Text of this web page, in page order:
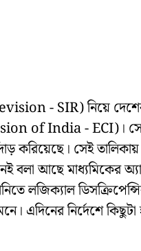
- SIR) নিয়ে দেশের
of India - ECI)।
করিয়েছে। সেই
আছে মাধ্যমিকের
লজিক্যাল
এদিনের নির্দেশে